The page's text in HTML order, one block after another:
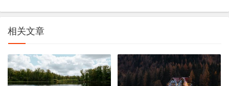
相关文章